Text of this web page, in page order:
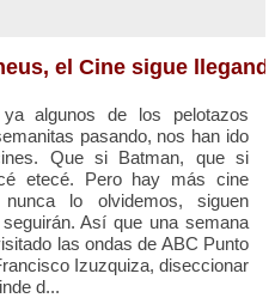
el Cine sigue
algunos de los pelotazos
pasando, nos han ido
Que si Batman, que si
etecé. Pero hay más cine
lo olvidemos, siguen
Así que una semana
las ondas de ABC Punto
Izuzquiza, diseccionar
d...